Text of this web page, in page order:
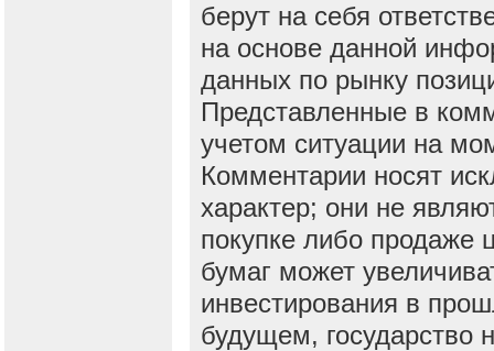
берут на себя
на основе данной
данных по рынку
Представленные в
учетом ситуации на
Комментарии носят
характер; они не
покупке либо продаже
бумаг может
инвестирования в
будущем, государство